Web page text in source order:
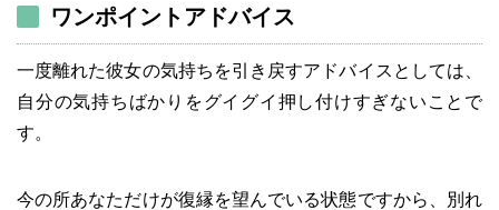
ワンポイントアドバイス
一度離れた彼女の気持ちを引き戻すアドバイスとしては、
自分の気持ちばかりをグイグイ押し付けすぎないことで
す。
今の所あなただけが復縁を望んでいる状態ですから、別れ